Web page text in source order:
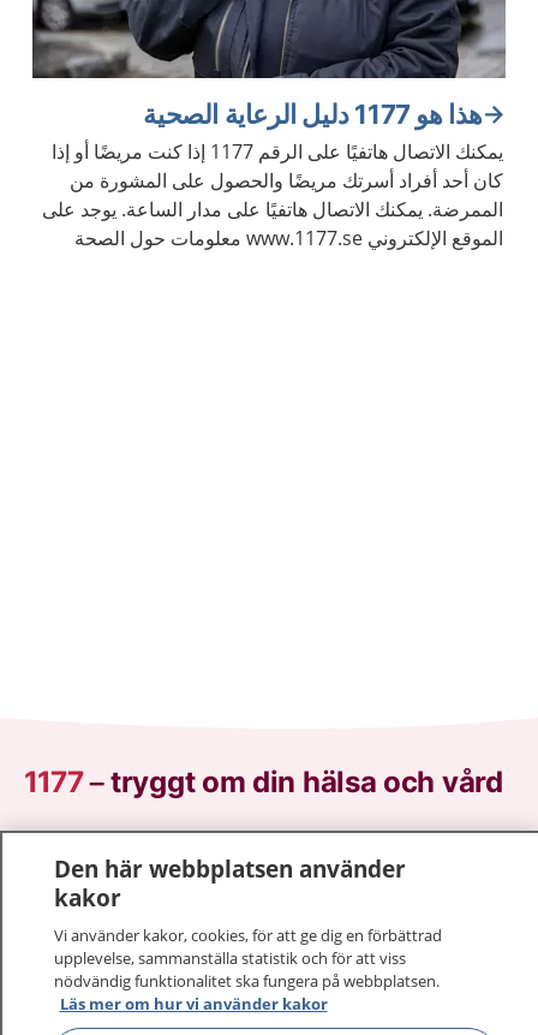
هذا هو 1177 دليل الرعاية الصحية
يمكنك الاتصال هاتفيًا على الرقم 1177 إذا كنت مريضًا أو إذا
كان أحد أفراد أسرتك مريضًا والحصول على المشورة من
الممرضة. يمكنك الاتصال هاتفيًا على مدار الساعة. يوجد على
الموقع الإلكتروني www.1177.se معلومات حول الصحة
1177–tryggt om din hälsa och vård
På 1177.se får du råd om hälsa och information om
sjukdomar och vilka mottagningar du kan kontakta.
Logga in för att läsa din journal och göra dina
vårdärenden. Ring telefonnummer 1177 för
sjukvårdsrådgivning dygnet runt.
1177 ger dig råd när du vill må bättre.
Den här webbplatsen använder
kakor
Vi använder kakor, cookies, för att ge dig en förbättrad
upplevelse, sammanställa statistik och för att viss
nödvändig funktionalitet ska fungera på webbplatsen.
Läs mer om hur vi använder kakor